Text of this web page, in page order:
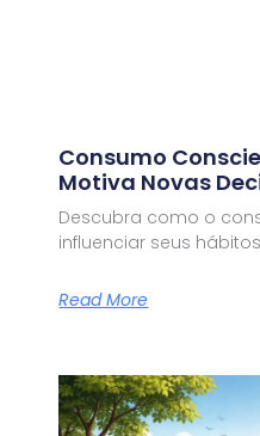
Consumo
Motiva Novas
Descubra como o
influenciar seus
Read More